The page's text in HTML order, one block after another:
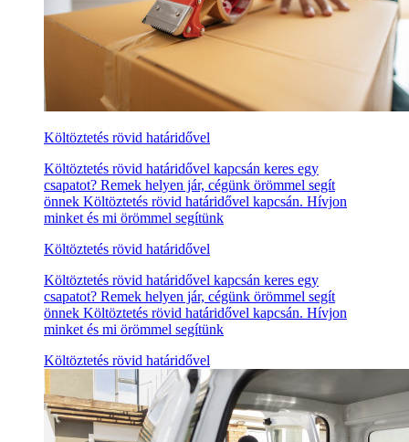
Költöztetés rövid határidővel
Költöztetés rövid határidővel kapcsán keres egy
csapatot? Remek helyen jár, cégünk örömmel segít
önnek Költöztetés rövid határidővel kapcsán. Hívjon
minket és mi örömmel segítünk
Költöztetés rövid határidővel
Költöztetés rövid határidővel kapcsán keres egy
csapatot? Remek helyen jár, cégünk örömmel segít
önnek Költöztetés rövid határidővel kapcsán. Hívjon
minket és mi örömmel segítünk
Költöztetés rövid határidővel